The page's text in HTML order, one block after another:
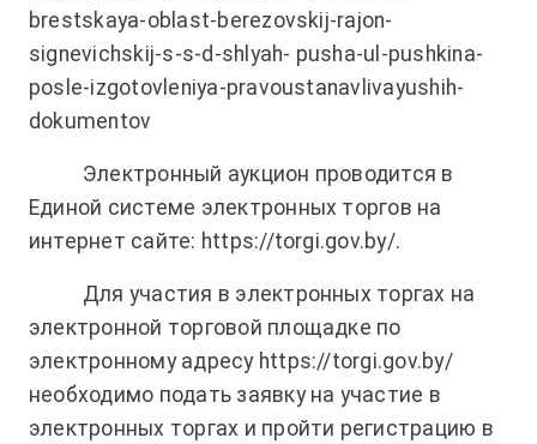
brestskaya-oblast-berezovskij-rajon-
signevichskij-s-s-d-shlyah- pusha-ul-pushkina-
posle-izgotovleniya-pravoustanavlivayushih-
dokumentov
Электронный аукцион проводится в
Единой системе электронных торгов на
интернет сайте: https://torgi.gov.by/.
Для участия в электронных торгах на
электронной торговой площадке по
электронному адресу https://torgi.gov.by/
необходимо подать заявку на участие в
электронных торгах и пройти регистрацию в